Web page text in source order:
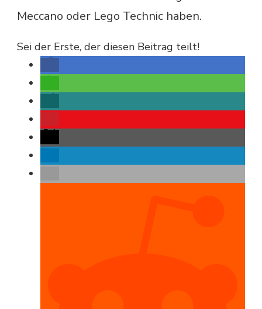
Meccano oder Lego Technic haben.
Sei der Erste, der diesen Beitrag teilt!